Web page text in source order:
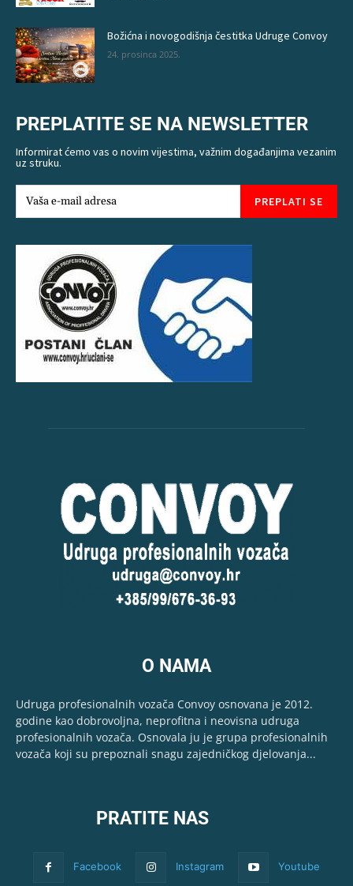
Božićna i novogodišnja čestitka Udruge Convoy
24. prosinca 2025.
PREPLATITE SE NA NEWSLETTER
Informirat ćemo vas o novim vijestima, važnim događanjima vezanim
uz struku.
PREPLATI SE
O NAMA
Udruga profesionalnih vozača Convoy osnovana je 2012.
godine kao dobrovoljna, neprofitna i neovisna udruga
profesionalnih vozača. Osnovala ju je grupa profesionalnih
vozača koji su prepoznali snagu zajedničkog djelovanja...
PRATITE NAS
Facebook Instagram Youtube